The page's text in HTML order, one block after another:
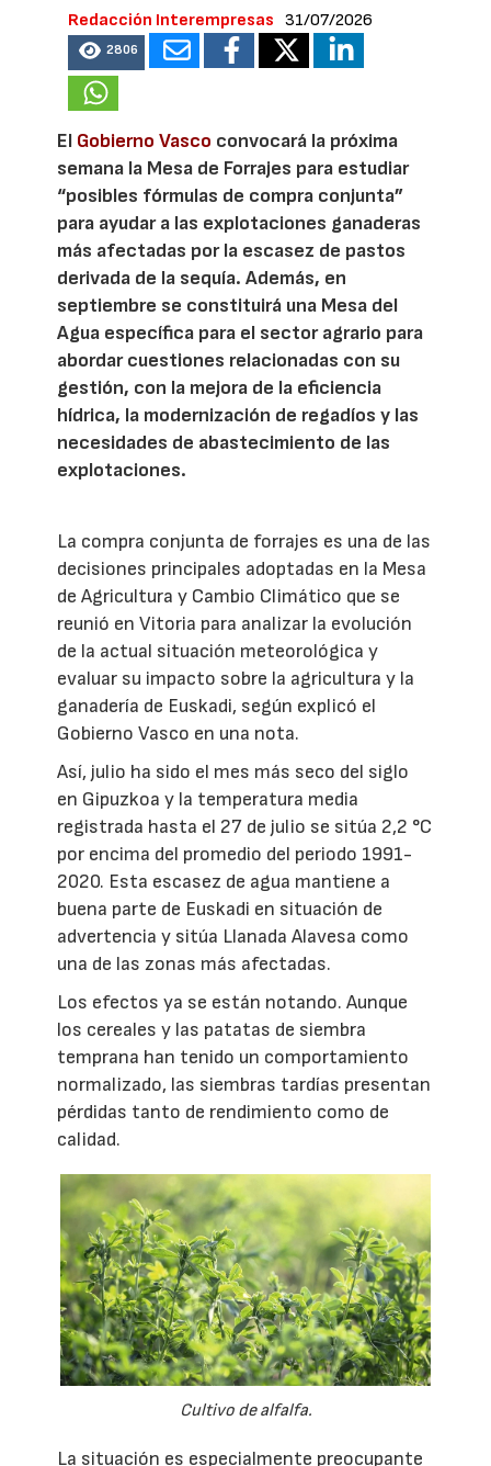
Redacción Interempresas 31/07/2026
2806
El Gobierno Vasco convocará la próxima
semana la Mesa de Forrajes para estudiar
“posibles fórmulas de compra conjunta”
para ayudar a las explotaciones ganaderas
más afectadas por la escasez de pastos
derivada de la sequía. Además, en
septiembre se constituirá una Mesa del
Agua específica para el sector agrario para
abordar cuestiones relacionadas con su
gestión, con la mejora de la eficiencia
hídrica, la modernización de regadíos y las
necesidades de abastecimiento de las
explotaciones.
La compra conjunta de forrajes es una de las
decisiones principales adoptadas en la Mesa
de Agricultura y Cambio Climático que se
reunió en Vitoria para analizar la evolución
de la actual situación meteorológica y
evaluar su impacto sobre la agricultura y la
ganadería de Euskadi, según explicó el
Gobierno Vasco en una nota.
Así, julio ha sido el mes más seco del siglo
en Gipuzkoa y la temperatura media
registrada hasta el 27 de julio se sitúa 2,2 °C
por encima del promedio del periodo 1991-
2020. Esta escasez de agua mantiene a
buena parte de Euskadi en situación de
advertencia y sitúa Llanada Alavesa como
una de las zonas más afectadas.
Los efectos ya se están notando. Aunque
los cereales y las patatas de siembra
temprana han tenido un comportamiento
normalizado, las siembras tardías presentan
pérdidas tanto de rendimiento como de
calidad.
Cultivo de alfalfa.
La situación es especialmente preocupante